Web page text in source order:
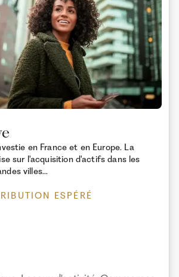
en France et en Europe. La
sur l'acquisition d'actifs dans les
villes...
ESPÉRÉ